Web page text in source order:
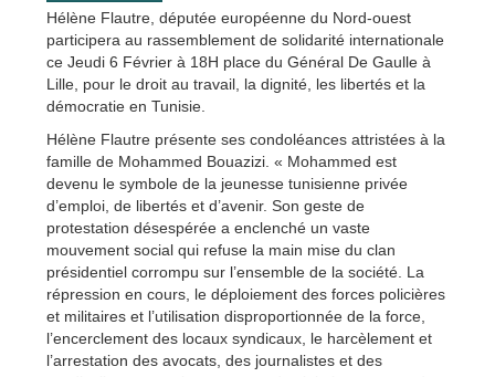
Hélène Flautre, députée européenne du Nord-ouest
participera au rassemblement de solidarité internationale
ce Jeudi 6 Février à 18H place du Général De Gaulle à
Lille, pour le droit au travail, la dignité, les libertés et la
démocratie en Tunisie.
Hélène Flautre présente ses condoléances attristées à la
famille de Mohammed Bouazizi. « Mohammed est
devenu le symbole de la jeunesse tunisienne privée
d’emploi, de libertés et d’avenir. Son geste de
protestation désespérée a enclenché un vaste
mouvement social qui refuse la main mise du clan
présidentiel corrompu sur l’ensemble de la société. La
répression en cours, le déploiement des forces policières
et militaires et l’utilisation disproportionnée de la force,
l’encerclement des locaux syndicaux, le harcèlement et
l’arrestation des avocats, des journalistes et des